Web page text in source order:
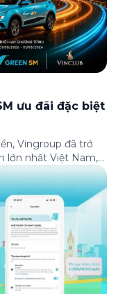
ưu đãi đặc biệt
Vingroup đã trở
lớn nhất Việt Nam,
Nam Á theo bảng
kỷ niệm 33 năm
SM trân […]